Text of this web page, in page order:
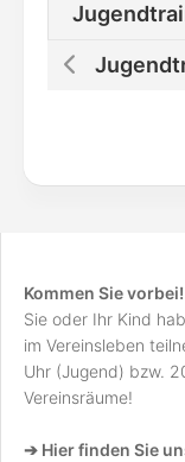
Kommen Sie vorbei!
Sie oder Ihr Kind
im Vereinsleben
Uhr (Jugend) bzw.
Vereinsräume!
➔ Hier finden Sie